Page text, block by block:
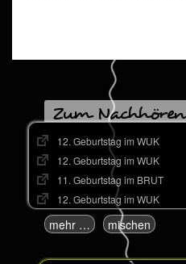
Zum Nachhören
12. Geburtstag im WUK
12. Geburtstag im WUK
11. Geburtstag im BRUT
12. Geburtstag im WUK
mehr … mischen